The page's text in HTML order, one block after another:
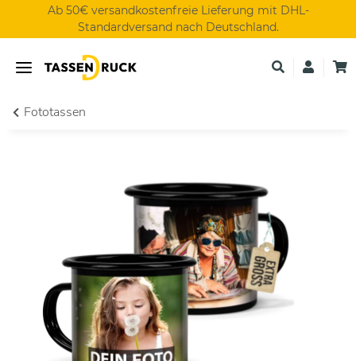
Ab 50€ versandkostenfreie Lieferung mit DHL-
Standardversand nach Deutschland.
Fototassen